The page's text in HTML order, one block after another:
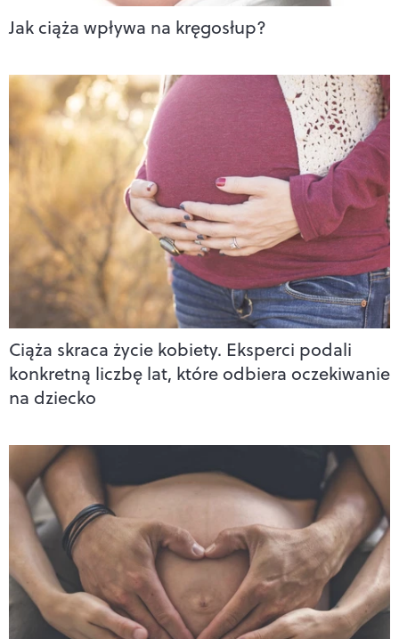
Jak ciąża wpływa na kręgosłup?
Ciąża skraca życie kobiety. Eksperci podali
konkretną liczbę lat, które odbiera oczekiwanie
na dziecko